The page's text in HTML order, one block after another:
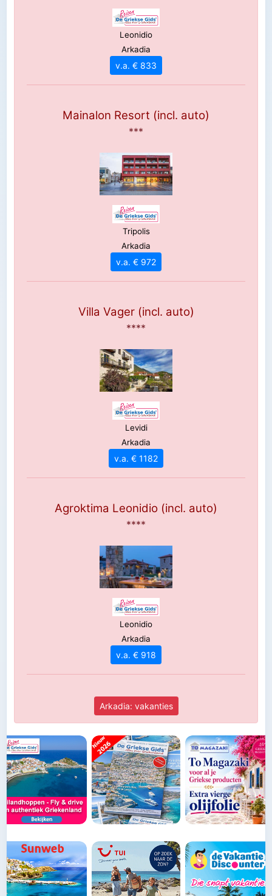
Leonidio
Arkadia
v.a. € 833
Mainalon Resort (incl. auto)
***
Tripolis
Arkadia
v.a. € 972
Villa Vager (incl. auto)
****
Levidi
Arkadia
v.a. € 1182
Agroktima Leonidio (incl. auto)
****
Leonidio
Arkadia
v.a. € 918
Arkadia: vakanties